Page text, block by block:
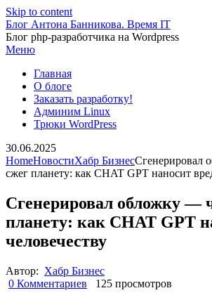
Skip to content
Блог Антона Банникова. Время IT
Блог php-разработчика на Wordpress
Меню
Главная
О блоге
Заказать разработку!
Админим Linux
Трюки WordPress
30.06.2025
HomeНовостиХабр БизнесСгенерировал
сжег планету: как CHAT GPT наносит
Сгенерировал обложку —
планету: как CHAT GPT
человечеству
Автор: Хабр Бизнес
0 Комментариев
125 просмотров